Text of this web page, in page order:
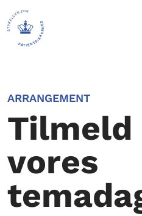
ARRANGEMENT
Tilmeld
vores